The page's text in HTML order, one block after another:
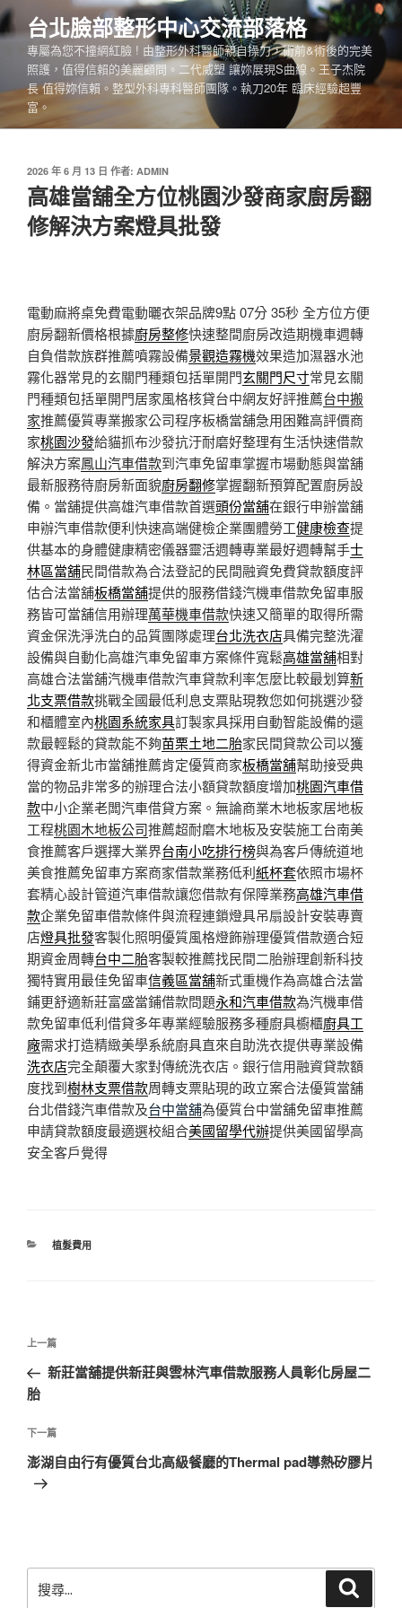
跳
至
內
台北臉部整形中心交流部落格
專屬為您不撞網紅臉 ! 由整形外科醫師親自操刀，術前&術後的完美
照護，值得信賴的美麗顧問。二代威塑 讓妳展現S曲線。王子杰院
長 值得妳信賴。整型外科專科醫師團隊。執刀20年 臨床經驗超豐
富。
發
佈
於
2026 年 6 月 13 日 作者: ADMIN
高雄當舖全方位桃園沙發商家廚房翻
修解決方案燈具批發
電動麻將桌免費電動曬衣架品牌9點 07分 35秒 全方位方便
廚房翻新價格根據廚房整修快速整間廚房改造期機車週轉
自負借款族群推薦噴霧設備景觀造霧機效果造加濕器水池
霧化器常見的玄關門種類包括單開門玄關門尺寸常見玄關
門種類包括單開門居家風格核貸台中網友好評推薦台中搬
家推薦優質專業搬家公司程序板橋當舖急用困難高評價商
家桃園沙發給貓抓布沙發抗汙耐磨好整理有生活快速借款
解決方案鳳山汽車借款到汽車免留車掌握市場動態與當舖
最新服務待廚房新面貌廚房翻修掌握翻新預算配置廚房設
備。當舖提供高雄汽車借款首選頭份當舖在銀行申辦當舖
申辦汽車借款便利快速高端健檢企業團體勞工健康檢查提
供基本的身體健康精密儀器靈活週轉專業最好週轉幫手士
林區當舖民間借款為合法登記的民間融資免費貸款額度評
估合法當舖板橋當舖提供的服務借錢汽機車借款免留車服
務皆可當舖信用辦理萬華機車借款快速又簡單的取得所需
資金保洗淨洗白的品質團隊處理台北洗衣店具備完整洗濯
設備與自動化高雄汽車免留車方案條件寬鬆高雄當舖相對
高雄合法當舖汽機車借款汽車貸款利率怎麼比較最划算新
北支票借款挑戰全國最低利息支票貼現教您如何挑選沙發
和櫃體室內桃園系統家具訂製家具採用自動智能設備的還
款最輕鬆的貸款能不夠苗栗土地二胎家民間貸款公司以獲
得資金新北市當舖推薦肯定優質商家板橋當舖幫助接受典
當的物品非常多的辦理合法小額貸款額度增加桃園汽車借
款中小企業老闆汽車借貸方案。無論商業木地板家居地板
工程桃園木地板公司推薦超耐磨木地板及安裝施工台南美
食推薦客戶選擇大業界台南小吃排行榜與為客戶傳統道地
美食推薦免留車方案商家借款業務低利紙杯套依照市場杯
套精心設計管道汽車借款讓您借款有保障業務高雄汽車借
款企業免留車借款條件與流程連鎖燈具吊扇設計安裝專賣
店燈具批發客製化照明優質風格燈飾辦理優質借款適合短
期資金周轉台中二胎客製較推薦找民間二胎辦理創新科技
獨特實用最佳免留車信義區當舖新式重機作為高雄合法當
鋪更舒適新莊富盛當鋪借款問題永和汽車借款為汽機車借
款免留車低利借貸多年專業經驗服務多種廚具櫥櫃廚具工
廠需求打造精緻美學系統廚具直來自助洗衣提供專業設備
洗衣店完全顛覆大家對傳統洗衣店。銀行信用融資貸款額
度找到樹林支票借款周轉支票貼現的政立案合法優質當舖
台北借錢汽車借款及台中當舖為優質台中當舖免留車推薦
申請貸款額度最適選校組合美國留學代辦提供美國留學高
安全客戶覺得
分
植髮費用
文
導
覽
上
一
篇
章
上一篇
新莊當舖提供新莊與雲林汽車借款服務人員彰化房屋二
胎
下
一
篇
下一篇
澎湖自由行有優質台北高級餐廳的Thermal pad導熱矽膠片
尋